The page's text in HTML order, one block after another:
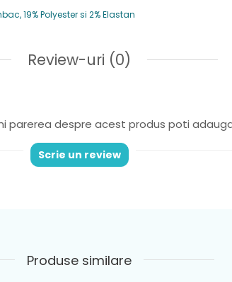
19% Polyester si 2% Elastan
Review-uri (0)
parerea despre acest produs poti
Scrie un review
Produse similare